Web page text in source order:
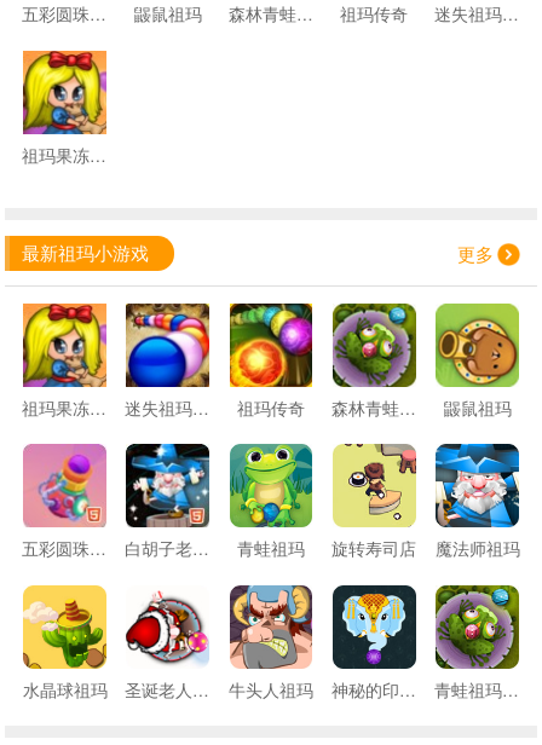
五彩圆珠祖玛 鼹鼠祖玛 森林青蛙祖玛 祖玛传奇 迷失祖玛挑战
祖玛果冻乐园
最新祖玛小游戏 更多
祖玛果冻乐园 迷失祖玛挑战 祖玛传奇 森林青蛙祖玛 鼹鼠祖玛
五彩圆珠祖玛 白胡子老头祖玛 青蛙祖玛 旋转寿司店 魔法师祖玛
水晶球祖玛 圣诞老人祖玛 牛头人祖玛 神秘的印度祖玛 青蛙祖玛游戏